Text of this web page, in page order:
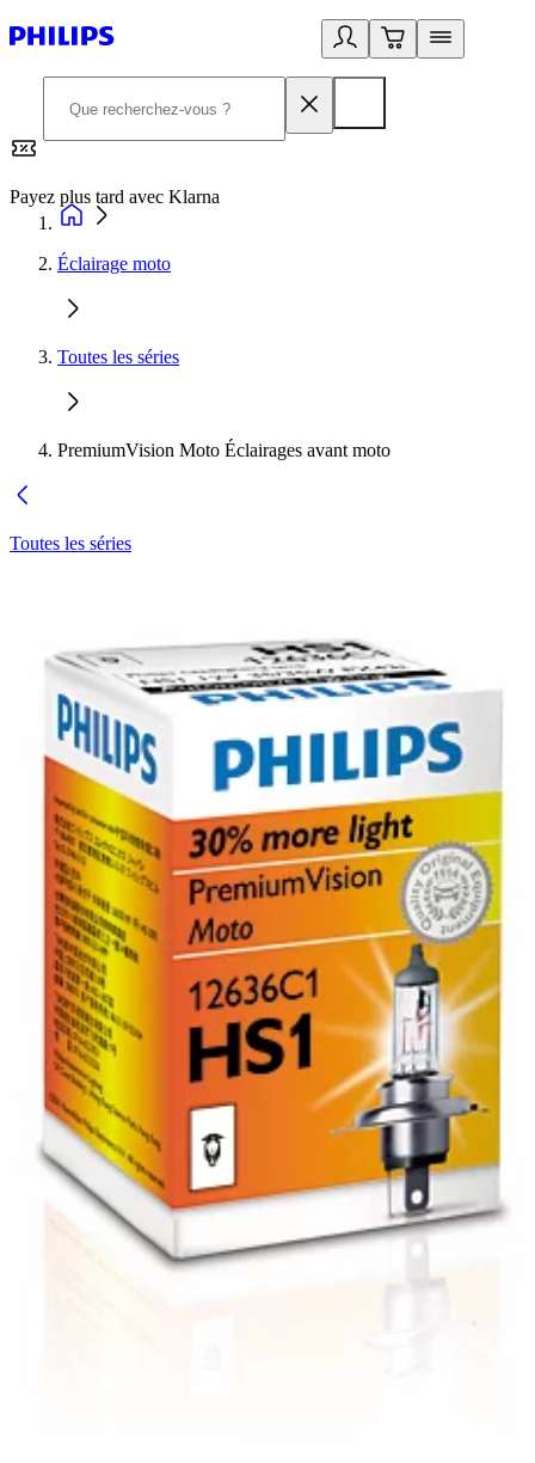
Payez plus tard avec Klarna
Éclairage moto
Toutes les séries
PremiumVision Moto Éclairages avant moto
Toutes les séries